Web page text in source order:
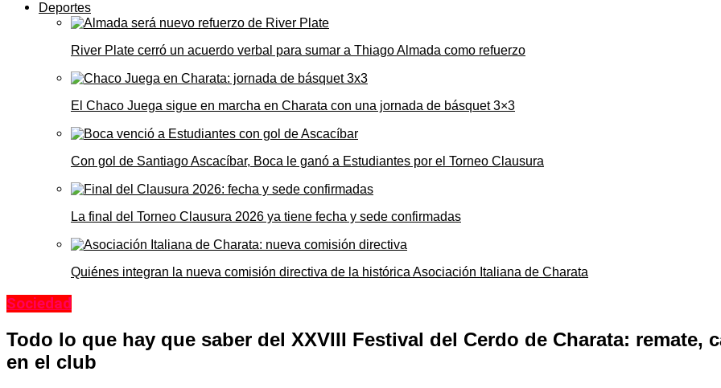
Deportes
River Plate cerró un acuerdo verbal para sumar a Thiago Almada como refuerzo
El Chaco Juega sigue en marcha en Charata con una jornada de básquet 3×3
Con gol de Santiago Ascacíbar, Boca le ganó a Estudiantes por el Torneo Clausura
La final del Torneo Clausura 2026 ya tiene fecha y sede confirmadas
Quiénes integran la nueva comisión directiva de la histórica Asociación Italiana de Charata
Sociedad
Todo lo que hay que saber del XXVIII Festival del Cerdo de Charata: remate,
en el club